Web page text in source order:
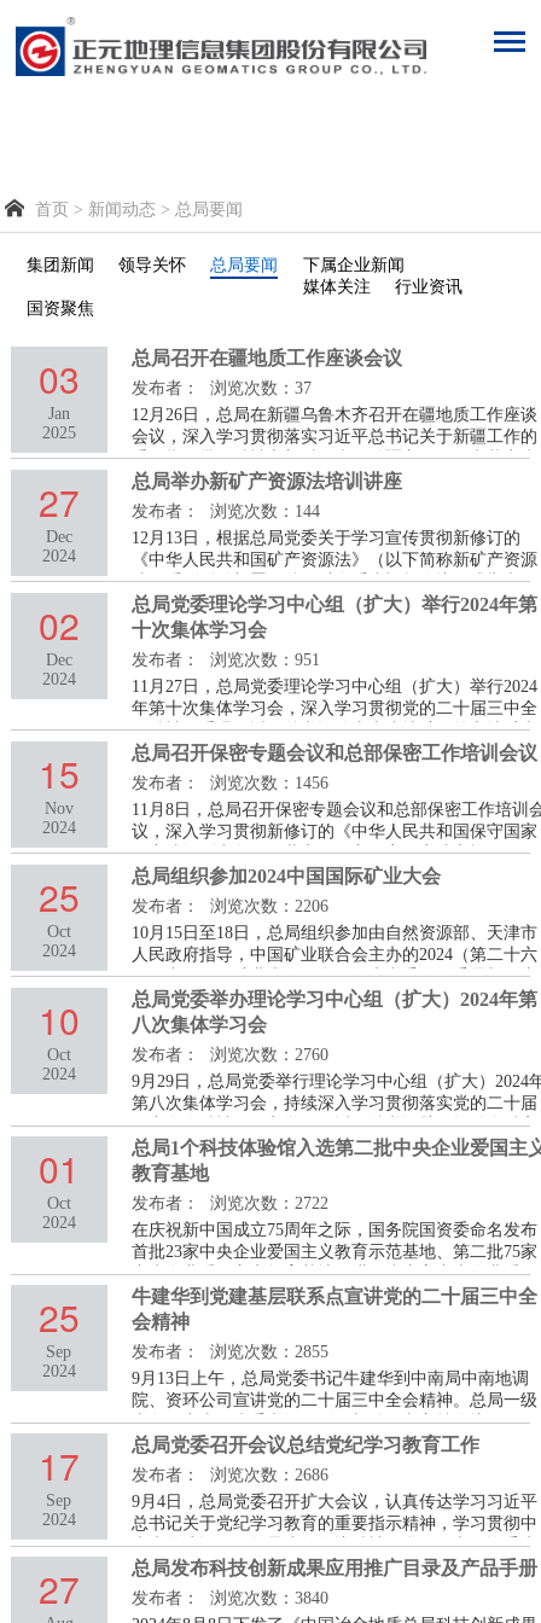
 首页 > 新闻动态 >总局要闻
集团新闻 领导关怀 总局要闻
下属企业新闻
媒体关注
行业资讯
国资聚焦
03
Jan
2025
总局召开在疆地质工作座谈会议
发布者：
浏览次数：37
12月26日，总局在新疆乌鲁木齐召开在疆地质工作座谈
会议，深入学习贯彻落实习近平总书记关于新疆工作的
重要指示批示精神和新时代党的治疆方略，贯彻落实党
的二十届三中全会精神，学习中央经济工作会议精神，
传达中央企业负责人会议精神，落实“中央企业产业兴
推进会”要求，部署研究战略合作协议落实措施，进一
加快推进新一轮找矿突破战略行动各项举措落实落地。
总局党委书记、副局长牛建华出席会议并讲话，总局党
27
Dec
2024
总局举办新矿产资源法培训讲座
发布者：
浏览次数：144
12月13日，根据总局党委关于学习宣传贯彻新修订的
《中华人民共和国矿产资源法》（以下简称新矿产资源
法）系列活动部署，总局以全系统视频会议形式举办了
新矿产资源法培训讲座。
02
Dec
2024
总局党委理论学习中心组（扩大）举行2024年第
十次集体学习会
发布者：
浏览次数：951
11月27日，总局党委理论学习中心组（扩大）举行2024
年第十次集体学习会，深入学习贯彻党的二十届三中全
会精神，重温习近平总书记给山东省地矿局第六地质大
队全体地质工作者的重要回信精神，深入学习《习近平
关于自然资源工作论述摘编》和习近平总书记关于科技
创新、安全生产重要指示批示精神，学习新修订的《中
华人民共和国矿产资源法》（以下简称新矿产资源
法），围绕增强资源安全支撑能力水平、以强主责主业
15
Nov
2024
总局召开保密专题会议和总部保密工作培训会议
发布者：
浏览次数：1456
11月8日，总局召开保密专题会议和总部保密工作培训
议，深入学习贯彻新修订的《中华人民共和国保守国家
秘密法》《中华人民共和国保守国家秘密法实施条
例》，审议2024年保密工作开展情况及下一步工作安
排，邀请国家保密局政策法规司负责人讲解新修订的保
密法及实施条例，并围绕中央企业在经营管理中落实好
保密法及实施条例，提升保密管理水平进行专题授课。
总局党委书记牛建华出席并主持会议，总局领导班子成
25
Oct
2024
总局组织参加2024中国国际矿业大会
发布者：
浏览次数：2206
10月15日至18日，总局组织参加由自然资源部、天津市
人民政府指导，中国矿业联合会主办的2024（第二十六
届）中国国际矿业大会。全国人大常委会副委员长王东
明出席大会开幕式并致辞。自然资源部部长王广华主持
开幕式，天津市市长张工，来自南非、瑙鲁、塔吉克斯
坦、阿根廷、蒙古、赞比亚等国矿业部领导、驻华使
节，以及自然资源部副部长许大纯、中国地质调查局局
长李金发等领导出席开幕式。总局党委书记牛建华，党
委副书记
10
Oct
2024
总局党委举办理论学习中心组（扩大）2024年第
八次集体学习会
发布者：
浏览次数：2760
9月29日，总局党委举行理论学习中心组（扩大）2024
第八次集体学习会，持续深入学习贯彻落实党的二十届
三中全会精神，深入学习习近平总书记关于推动金融高
质量发展、建设金融强国的重要论述，专题学习习近平
法治思想，进一步巩固提升总局依法合规经营管理能
力，围绕提升生产经营管理工作中的法治思维，提高全
系统干部职工的法治观念和规矩意识，切实防范冶金地
质改革发展中的各类风险隐患，提升发展质效进行交流
研讨。总局
01
Oct
2024
总局1个科技体验馆入选第二批中央企业爱国主
教育基地
发布者：
浏览次数：2722
在庆祝新中国成立75周年之际，国务院国资委命名发布
首批23家中央企业爱国主义教育示范基地、第二批75家
中央企业爱国主义教育基地，进一步丰富中央企业爱国
主义教育载体，推动中央企业深入挖掘展示红色资源的
思想内涵和时代价值，传承弘扬爱国主义精神。总局所
属正元地理信息集团股份有限公司选送的地理信息科技
体验馆入选第二批中央企业爱国主义教育基地。
25
Sep
2024
牛建华到党建基层联系点宣讲党的二十届三中全
会精神
发布者：
浏览次数：2855
9月13日上午，总局党委书记牛建华到中南局中南地调
院、资环公司宣讲党的二十届三中全会精神。总局一级
专务，中南局党委书记、副局长孙修文主持会议。
17
Sep
2024
总局党委召开会议总结党纪学习教育工作
发布者：
浏览次数：2686
9月4日，总局党委召开扩大会议，认真传达学习习近平
总书记关于党纪学习教育的重要指示精神，学习贯彻中
央党的建设工作领导小组会议精神，学习贯彻国资委党
委关于党纪学习教育工作专题会议精神，研究总局党纪
学习教育总结报告，结合冶金地质工作实际研究部署落
实举措。总局党委书记牛建华主持会议并讲话。总局党
27 总局发布科技创新成果应用推广目录及产品手册
发布者：
浏览次数：3840